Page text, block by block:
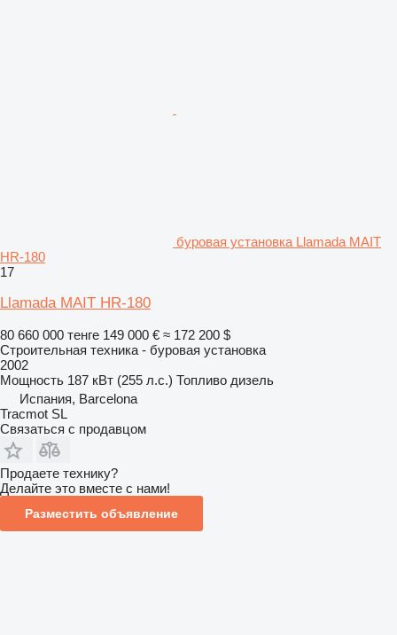
буровая установка Llamada MAIT
HR-180
17
Llamada MAIT HR-180
80 660 000 тенге 149 000 € ≈ 172 200 $
Строительная техника - буровая установка
2002
Мощность 187 кВт (255 л.с.) Топливо дизель
Испания, Barcelona
Tracmot SL
Связаться с продавцом
Продаете технику?
Делайте это вместе с нами!
Разместить объявление